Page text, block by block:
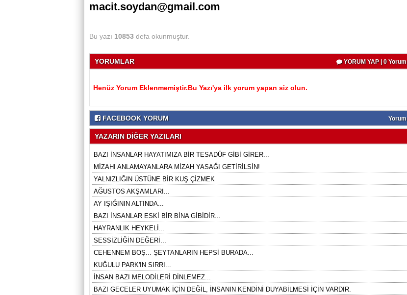
macit.soydan@gmail.com
Bu yazı 10853 defa okunmuştur.
YORUMLAR YORUM YAP | 0 Yorum
Henüz Yorum Eklenmemiştir.Bu Yazı'ya ilk yorum yapan siz olun.
FACEBOOK YORUM Yorum
YAZARIN DİĞER YAZILARI
BAZI İNSANLAR HAYATIMIZA BİR TESADÜF GİBİ GİRER...
MİZAHI ANLAMAYANLARA MİZAH YASAĞI GETİRİLSİN!
YALNIZLIĞIN ÜSTÜNE BİR KUŞ ÇİZMEK
AĞUSTOS AKŞAMLARI...
AY IŞIĞININ ALTINDA...
BAZI İNSANLAR ESKİ BİR BİNA GİBİDİR...
HAYRANLIK HEYKELİ...
SESSİZLİĞİN DEĞERİ...
CEHENNEM BOŞ... ŞEYTANLARIN HEPSİ BURADA...
KUĞULU PARK'IN SIRRI...
İNSAN BAZI MELODİLERİ DİNLEMEZ...
BAZI GECELER UYUMAK İÇİN DEĞİL, İNSANIN KENDİNİ DUYABİLMESİ İÇİN VARDIR.